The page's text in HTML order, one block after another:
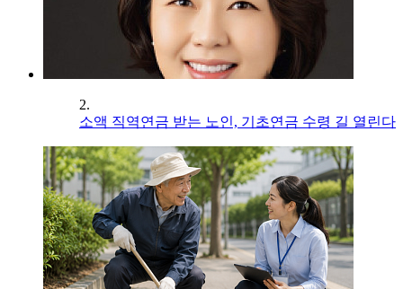
2.
소액 직역연금 받는 노인, 기초연금 수령 길 열린다